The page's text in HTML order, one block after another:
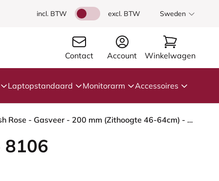
incl. BTW excl. BTW Sweden
Contact Account Winkelwagen
Laptopstandaard Monitorarm Accessoires
HÅG Capisco 8106 - Select (Gabriel) - Wol / Polyamide - SC61188 - Light beige - Framekleur - Blush Rose - Gasveer - 200 mm (Zithoogte 46-64cm) - Vloercontact - Harde wielen t.b.v. zachte vloeren - Voetenring - Nee, geen voetenring - Voetster - Ja, voet...
8106